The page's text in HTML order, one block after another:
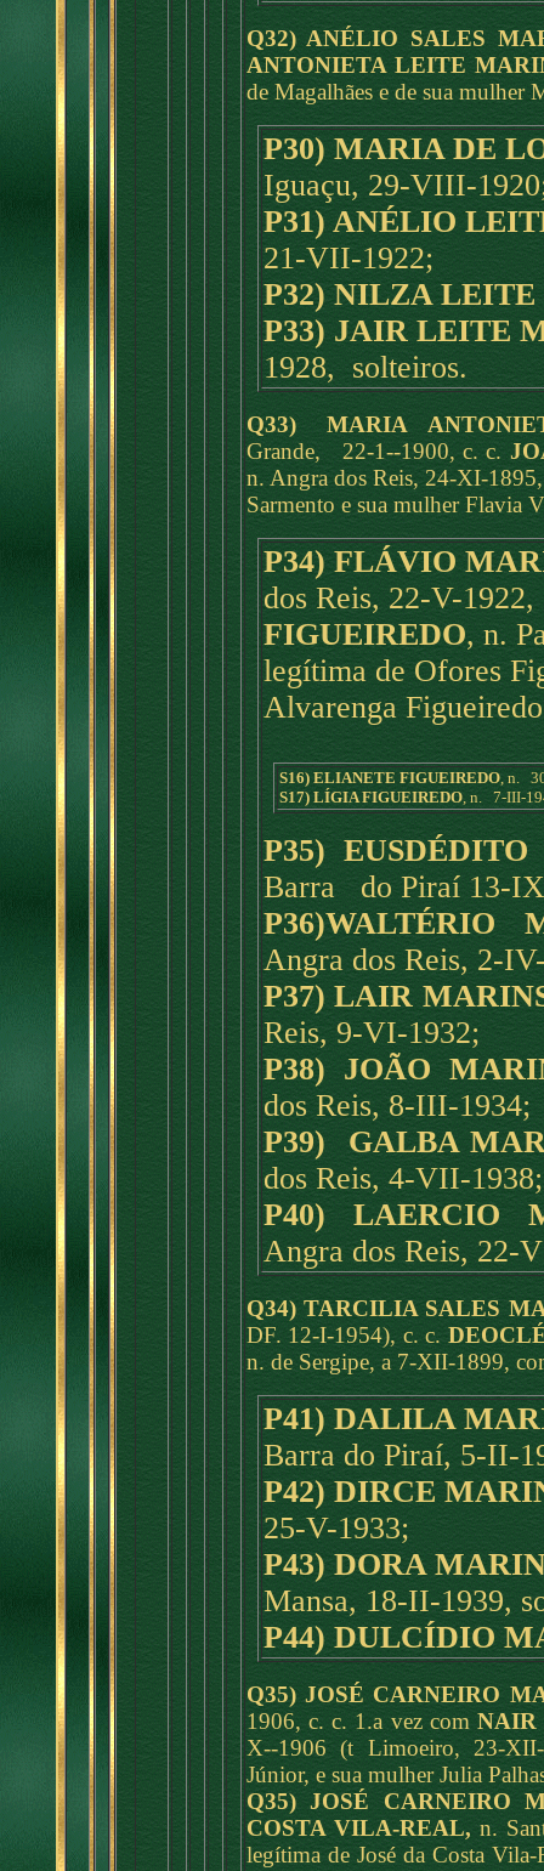
Q32) ANÉLIO SALES
ANTONIETA LEITE
de Magalhães e de sua mulher
P30) MARIA DE
Iguaçu, 29-VIII-
P31) ANÉLIO
21-VII-1922;
P32) NILZA
P33) JAIR LEITE
1928, solteiros.
Q33) MARIA
Grande, 22-1--1900, c. c.
n. Angra dos Reis, 24-XI-
Sarmento e sua mulher
P34) FLÁVIO
dos Reis, 22-V-
FIGUEIREDO, n.
legítima de Ofores
Alvarenga
S16) ELIANETE FIGUEIREDO, n.
S17) LÍGIA FIGUEIREDO, n. 7-III-
P35)
Barra do Piraí 13-
P36)WALTÉRIO
Angra dos Reis, 2-
P37) LAIR
Reis, 9-VI-1932;
P38) JOÃO
dos Reis, 8-III-1934;
P39) GALBA
dos Reis, 4-VII-1938;
P40) LAERCIO
Angra dos Reis, 22-
Q34) TARCILIA SALES
DF. 12-I-1954), c. c.
n. de Sergipe, a 7-XII-1899,
P41) DALILA
Barra do Piraí, 5-II-
P42) DIRCE
25-V-1933;
P43) DORA
Mansa, 18-II-1939,
P44) DULCÍDIO
Q35) JOSÉ CARNEIRO
1906, c. c. 1.a vez com NAIR
X--1906 (t Limoeiro, 23-
Júnior, e sua mulher Julia
Q35) JOSÉ CARNEIRO
COSTA VILA-REAL, n.
legítima de José da Costa